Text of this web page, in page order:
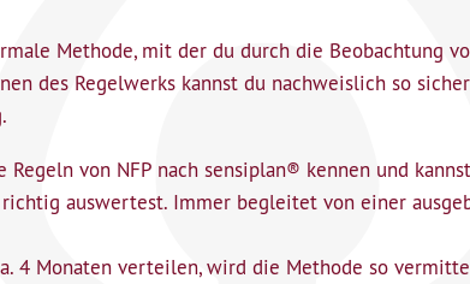
Methode, mit der du durch die Beobachtung
des Regelwerks kannst du nachweislich so
von NFP nach sensiplan® kennen und
auswertest. Immer begleitet von einer
4 Monaten verteilen, wird die Methode so